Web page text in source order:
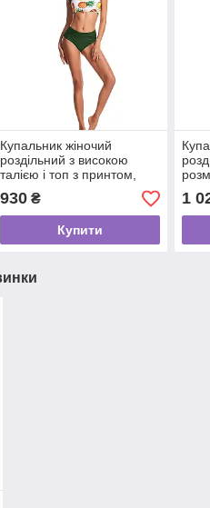
Купальник жіночий
роздільний з високою
талією і топ з принтом,
930₴
Купити
1